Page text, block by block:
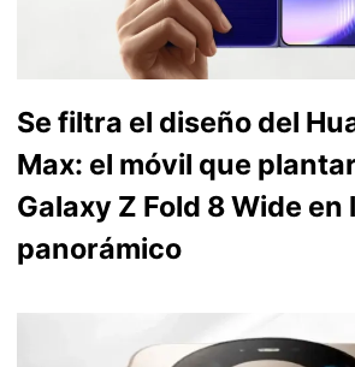
Se filtra el diseño del
Max: el móvil que
Galaxy Z Fold 8 Wide en
panorámico